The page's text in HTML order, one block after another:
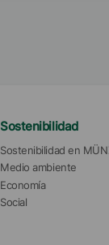
Sostenibilidad
Sostenibilidad en
Medio ambiente
Economía
Social